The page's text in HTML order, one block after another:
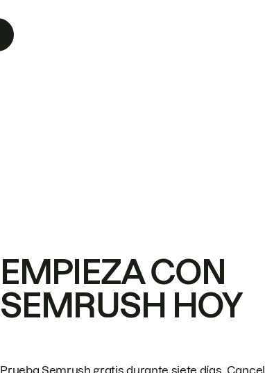
EMPIEZA CON
SEMRUSH HOY
Prueba Semrush gratis durante siete días.